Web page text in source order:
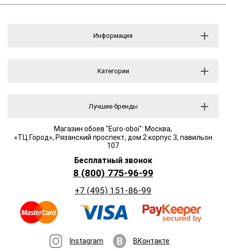
Информация
Категории
Лучшие бренды
Магазин обоев "Euro-oboi": Москва,
«ТЦ Город», Рязанский проспект, дом 2 корпус 3, павильон
107
Бесплатный звонок
8 (800) 775-96-99
+7 (495) 151-86-99
Instagram ВКонтакте